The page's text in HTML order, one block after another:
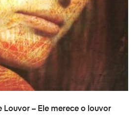
PRIDAŤ DO KOŠÍKA
Louvor – Ele merece o louvor